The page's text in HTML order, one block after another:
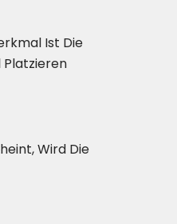
Ist Die
Platzieren
Wird Die